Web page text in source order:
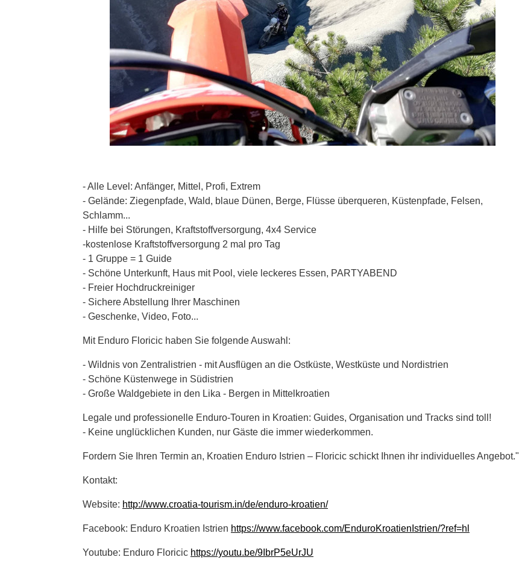
- Alle Level: Anfänger, Mittel, Profi, Extrem
- Gelände: Ziegenpfade, Wald, blaue Dünen, Berge, Flüsse überqueren, Küstenpfade, Felsen,
Schlamm...
- Hilfe bei Störungen, Kraftstoffversorgung, 4x4 Service
-kostenlose Kraftstoffversorgung 2 mal pro Tag
- 1 Gruppe = 1 Guide
- Schöne Unterkunft, Haus mit Pool, viele leckeres Essen, PARTYABEND
- Freier Hochdruckreiniger
- Sichere Abstellung Ihrer Maschinen
- Geschenke, Video, Foto...
Mit Enduro Floricic haben Sie folgende Auswahl:
- Wildnis von Zentralistrien - mit Ausflügen an die Ostküste, Westküste und Nordistrien
- Schöne Küstenwege in Südistrien
- Große Waldgebiete in den Lika - Bergen in Mittelkroatien
Legale und professionelle Enduro-Touren in Kroatien: Guides, Organisation und Tracks sind toll!
- Keine unglücklichen Kunden, nur Gäste die immer wiederkommen.
Fordern Sie Ihren Termin an, Kroatien Enduro Istrien – Floricic schickt Ihnen ihr individuelles Angebot."
Kontakt:
Website: http://www.croatia-tourism.in/de/enduro-kroatien/
Facebook: Enduro Kroatien Istrien https://www.facebook.com/EnduroKroatienIstrien/?ref=hl
Youtube: Enduro Floricic https://youtu.be/9IbrP5eUrJU